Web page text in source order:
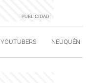
YOUTUBERS NEUQUÉN